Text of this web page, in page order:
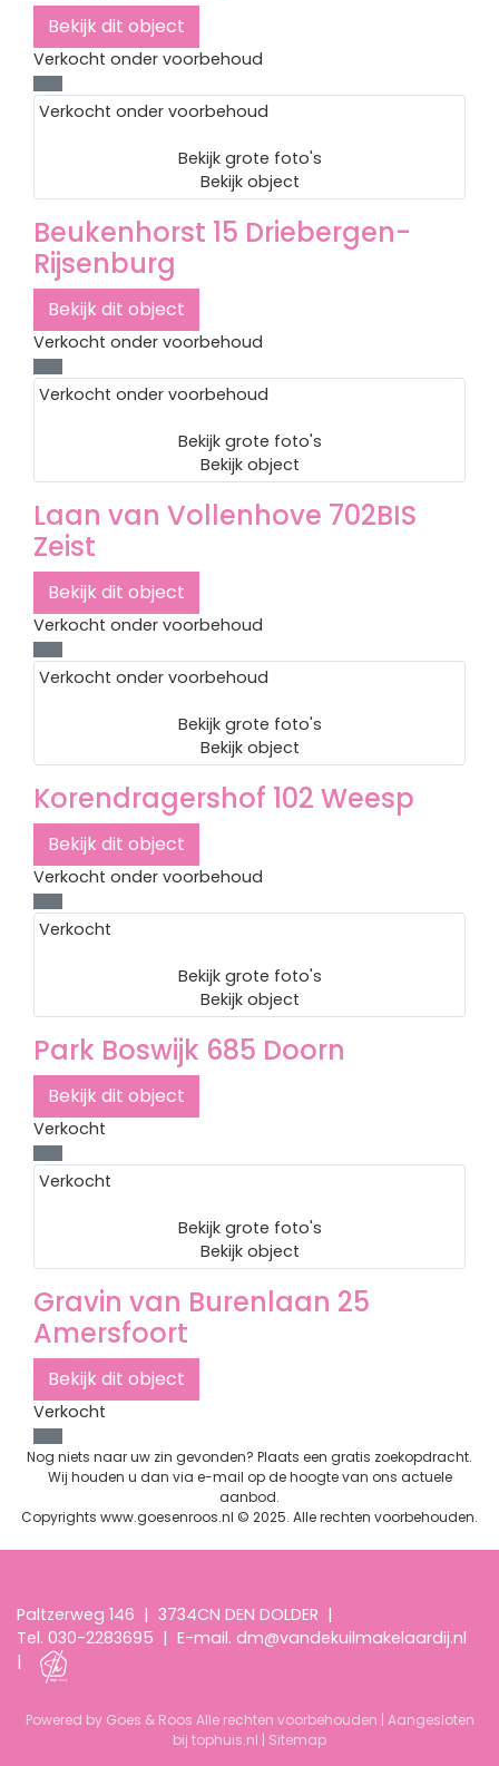
Bekijk dit object
Verkocht onder voorbehoud
Verkocht onder voorbehoud
Bekijk grote foto's
Bekijk object
Beukenhorst 15 Driebergen-
Rijsenburg
Bekijk dit object
Verkocht onder voorbehoud
Verkocht onder voorbehoud
Bekijk grote foto's
Bekijk object
Laan van Vollenhove 702BIS
Zeist
Bekijk dit object
Verkocht onder voorbehoud
Verkocht onder voorbehoud
Bekijk grote foto's
Bekijk object
Korendragershof 102 Weesp
Bekijk dit object
Verkocht onder voorbehoud
Verkocht
Bekijk grote foto's
Bekijk object
Park Boswijk 685 Doorn
Bekijk dit object
Verkocht
Verkocht
Bekijk grote foto's
Bekijk object
Gravin van Burenlaan 25
Amersfoort
Bekijk dit object
Verkocht
Nog niets naar uw zin gevonden? Plaats een gratis zoekopdracht.
Wij houden u dan via e-mail op de hoogte van ons actuele
aanbod.
Copyrights www.goesenroos.nl © 2025. Alle rechten voorbehouden.
Paltzerweg 146 | 3734CN DEN DOLDER |
Tel. 030-2283695 | E-mail. dm@vandekuilmakelaardij.nl
|
Powered by Goes & Roos Alle rechten voorbehouden | Aangesloten
bij tophuis.nl | Sitemap